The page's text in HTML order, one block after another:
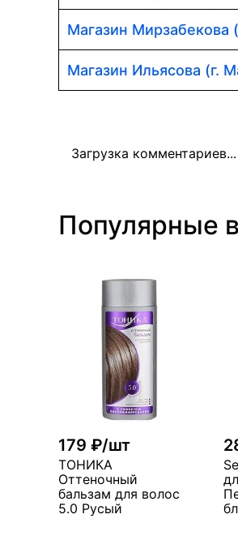
Магазин Мирзабекова
Магазин Ильясова (г.
Загрузка комментариев...
Популярные
179 ₽/шт
ТОНИКА
Оттеночный
бальзам для волос
5.0 Русый